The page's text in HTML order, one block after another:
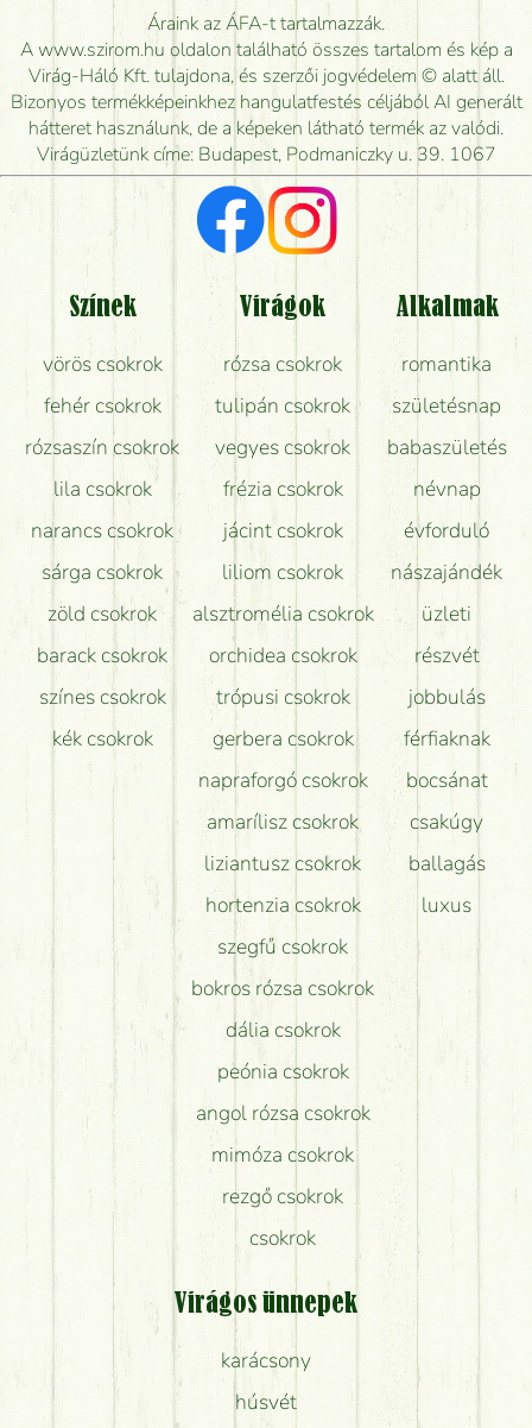
Meddig rendelhetek virágküldést úgy, hogy még ma
kiszállítsák?
Mennyire gyorsan tudják elkészíteni a csokrot, és
mikor tudják leghamarabb kiszállítani?
Vörös rózsát keresek, van önöknél?
Milyen visszajelzést kapok a virágküldésről?
Tényleg azt kapom, ami a képen van?
Mit kell tudni a virágcsokrok szállításáról?
Hogy marad a lehető legtovább friss a csokor?
Tudok adventi koszorút vásárolni boltban?
Áraink az ÁFA-t tartalmazzák.
A www.szirom.hu oldalon található összes tartalom és kép a
Virág-Háló Kft. tulajdona, és szerzői jogvédelem © alatt áll.
Bizonyos termékképeinkhez hangulatfestés céljából AI generált
hátteret használunk, de a képeken látható termék az valódi.
Virágüzletünk címe: Budapest, Podmaniczky u. 39. 1067
Színek
vörös csokrok
fehér csokrok
rózsaszín csokrok
lila csokrok
narancs csokrok
sárga csokrok
zöld csokrok
barack csokrok
színes csokrok
kék csokrok
Virágok
rózsa csokrok
tulipán csokrok
vegyes csokrok
frézia csokrok
jácint csokrok
liliom csokrok
alsztromélia csokrok
orchidea csokrok
trópusi csokrok
gerbera csokrok
napraforgó csokrok
amarílisz csokrok
liziantusz csokrok
hortenzia csokrok
szegfű csokrok
bokros rózsa csokrok
dália csokrok
peónia csokrok
angol rózsa csokrok
mimóza csokrok
rezgő csokrok
csokrok
Alkalmak
romantika
születésnap
babaszületés
névnap
évforduló
nászajándék
üzleti
részvét
jobbulás
férfiaknak
bocsánat
csakúgy
ballagás
luxus
Virágos ünnepek
karácsony
húsvét